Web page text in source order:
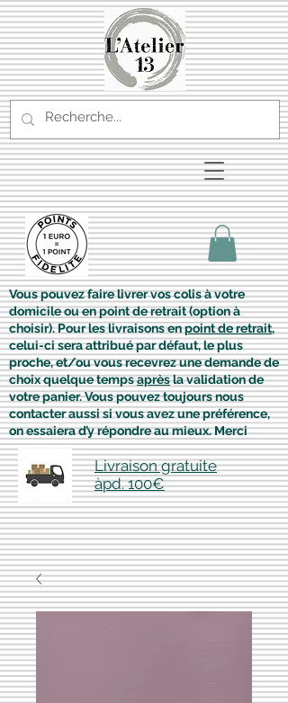
Vous pouvez faire livrer vos colis à votre
domicile ou en point de retrait (option à
choisir). Pour les livraisons enpoint de retrait,
celui-ci sera attribué par défaut, le plus
proche, et/ou vous recevrez une demande de
choix quelque tempsaprèsla validation de
votre panier. Vous pouvez toujours nous
contacter aussi si vous avez une préférence,
on essaiera d’y répondre au mieux. Merci
Livraison gratuite
àpd. 100€